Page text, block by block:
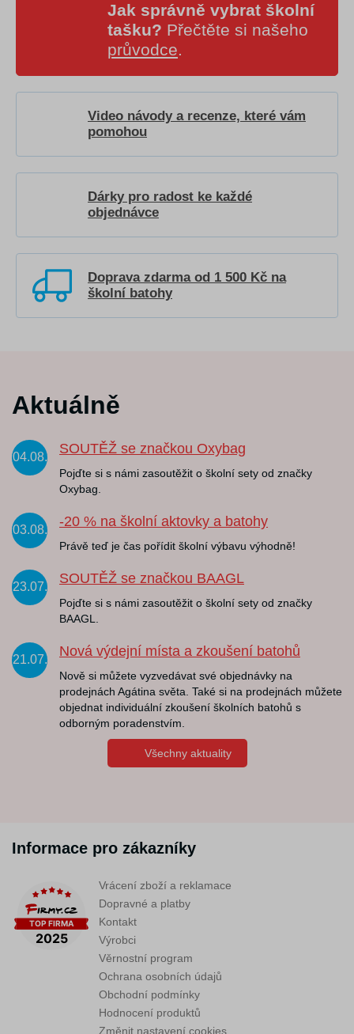
Jak správně vybrat školní
tašku? Přečtěte si našeho
průvodce.
Video návody a recenze, které vám
pomohou
Dárky pro radost ke každé
objednávce
Doprava zdarma od 1 500 Kč na
školní batohy
Aktuálně
04.08.
SOUTĚŽ se značkou Oxybag
Pojďte si s námi zasoutěžit o školní sety od značky
Oxybag.
03.08.
-20 % na školní aktovky a batohy
Právě teď je čas pořídit školní výbavu výhodně!
23.07.
SOUTĚŽ se značkou BAAGL
Pojďte si s námi zasoutěžit o školní sety od značky
BAAGL.
21.07.
Nová výdejní místa a zkoušení batohů
Nově si můžete vyzvedávat své objednávky na
prodejnách Agátina světa. Také si na prodejnách můžete
objednat individuální zkoušení školních batohů s
odborným poradenstvím.
Všechny aktuality
Informace pro zákazníky
Vrácení zboží a reklamace
Dopravné a platby
Kontakt
Výrobci
Věrnostní program
Ochrana osobních údajů
Obchodní podmínky
Hodnocení produktů
Změnit nastavení cookies